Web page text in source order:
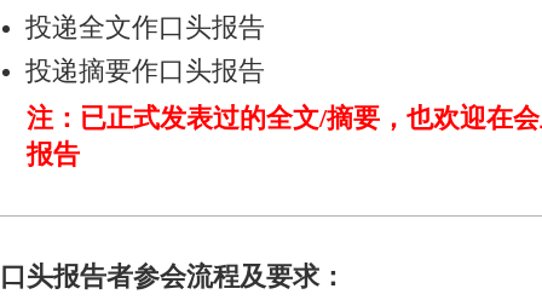
投递全文作口头报告
投递摘要作口头报告
注：已正式发表过的全文/摘要，也欢迎在
报告
口头报告者参会流程及要求：